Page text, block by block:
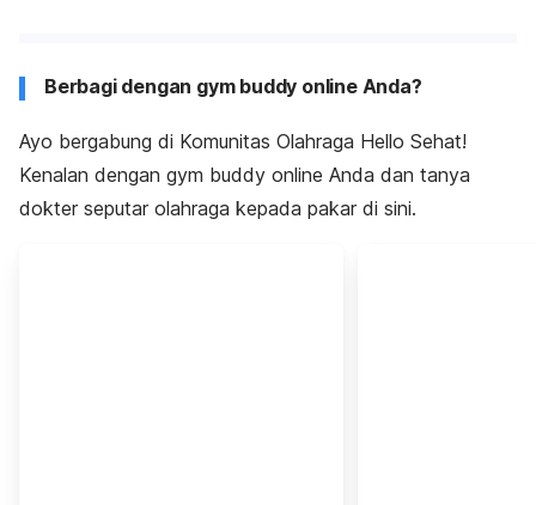
Berbagi dengan gym buddy online Anda?
Ayo bergabung di Komunitas Olahraga Hello Sehat!
Kenalan dengan gym buddy online Anda dan tanya
dokter seputar olahraga kepada pakar di sini.